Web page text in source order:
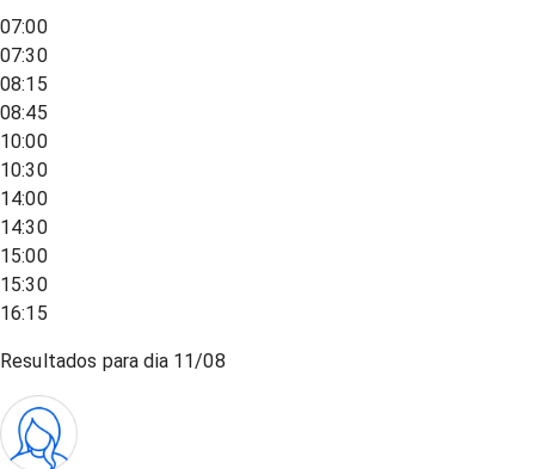
07:00
07:30
08:15
08:45
10:00
10:30
14:00
14:30
15:00
15:30
16:15
Resultados para dia 11/08